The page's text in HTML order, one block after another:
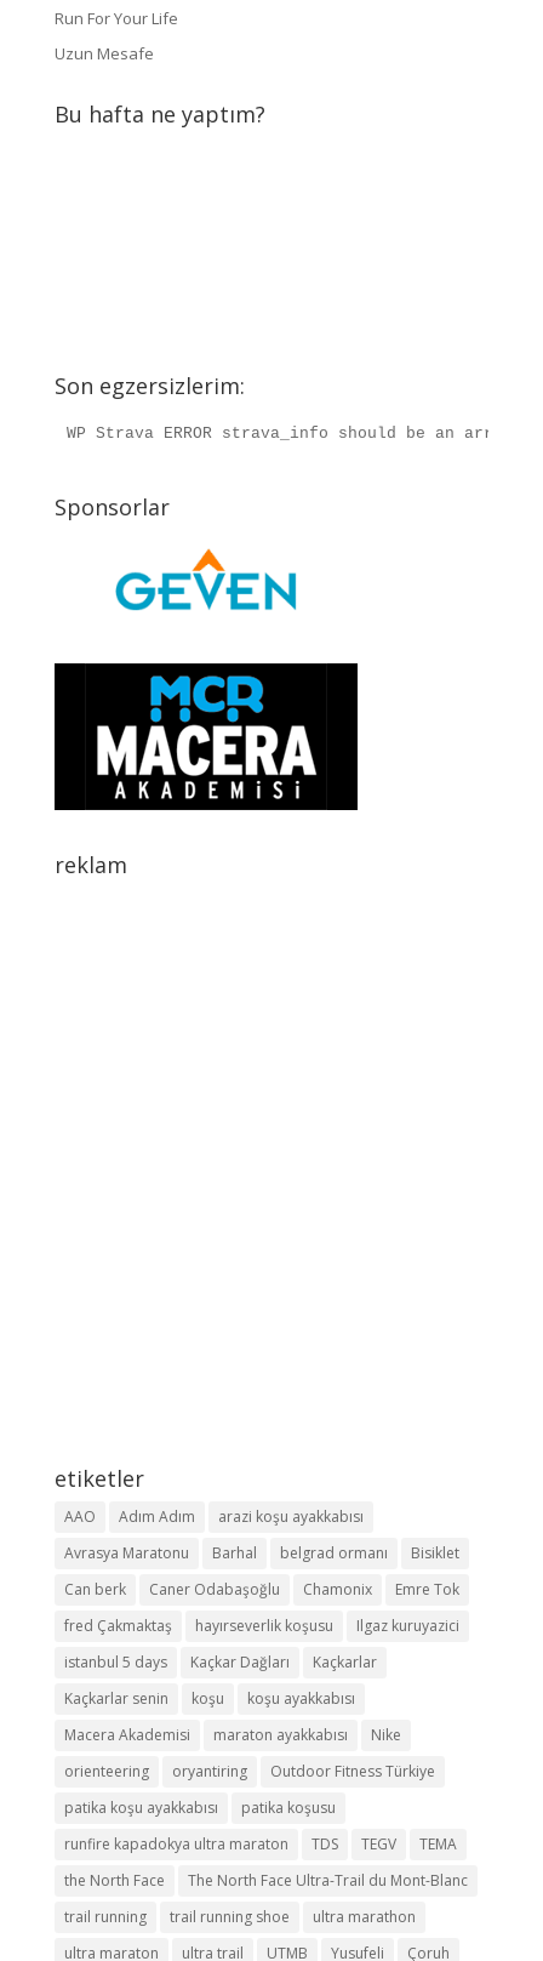
Run For Your Life
Uzun Mesafe
Bu hafta ne yaptım?
Son egzersizlerim:
WP Strava ERROR strava_info should be an
Sponsorlar
reklam
etiketler
AAO Adım Adım
arazi koşu ayakkabısı
Avrasya Maratonu
Barhal belgrad ormanı
Bisiklet
Can berk
Caner Odabaşoğlu Chamonix
Emre Tok
fred Çakmaktaş
hayırseverlik koşusu
Ilgaz kuruyazici
istanbul 5 days
Kaçkar Dağları
Kaçkarlar
Kaçkarlar senin
koşu
koşu ayakkabısı
Macera Akademisi
maraton ayakkabısı
Nike
orienteering
oryantiring
Outdoor Fitness Türkiye
patika koşu ayakkabısı
patika koşusu
runfire kapadokya ultra maraton
TDS TEGV
TEMA
the North Face
The North Face Ultra-Trail du Mont-Blanc
trail running
trail running shoe
ultra marathon
ultra maraton
ultra trail UTMB Yusufeli Çoruh